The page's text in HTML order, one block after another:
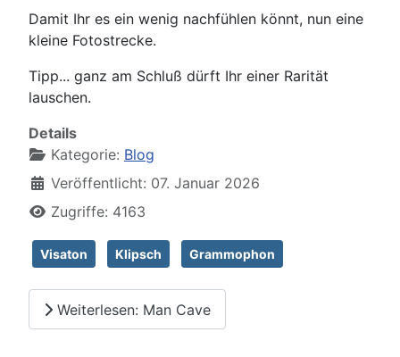
Damit Ihr es ein wenig nachfühlen könnt, nun eine
kleine Fotostrecke.
Tipp... ganz am Schluß dürft Ihr einer Rarität
lauschen.
Details
Kategorie: Blog
Veröffentlicht: 07. Januar 2026
Zugriffe: 4163
Visaton Klipsch Grammophon
Weiterlesen: Man Cave